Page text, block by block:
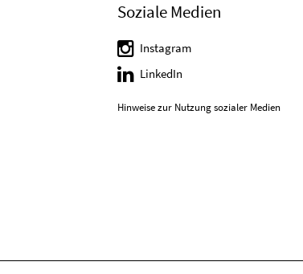
Soziale Medien
Instagram
LinkedIn
Hinweise zur Nutzung sozialer Medien